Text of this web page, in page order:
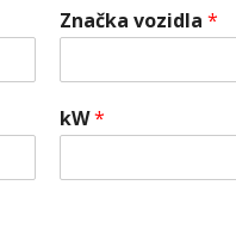
Značka vozidla*
kW*